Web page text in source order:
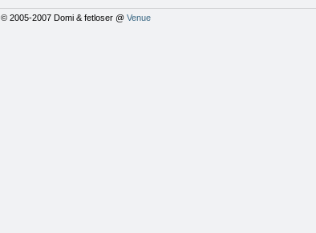
© 2005-2007 Domi & fetloser @ Venue